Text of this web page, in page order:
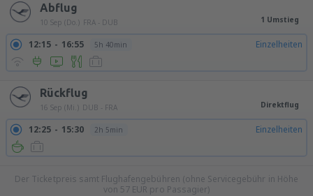
Abflug
10 Sep (Do.) FRA - DUB 1 Umstieg
12:15 16:55 5h 40min Einzelheiten
Rückflug
16 Sep (Mi.) DUB - FRA Direktflug
12:25 15:30 2h 5min Einzelheiten
Der Ticketpreis samt Flughafengebühren (ohne Servicegebühr in Höhe
von 57 EUR pro Passagier)